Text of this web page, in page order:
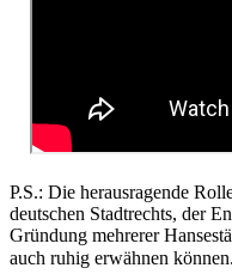
P.S.: Die herausragende
deutschen Stadtrechts, der
Gründung mehrerer
auch ruhig erwähnen